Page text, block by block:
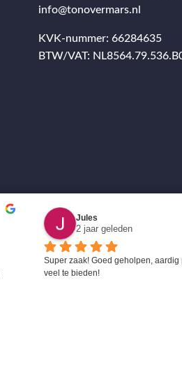
info@tonovermars.nl
KVK-nummer: 66284635
BTW/VAT:
Jules
2 jaar geleden
Super zaak! Goed geholpen,
veel te bieden!